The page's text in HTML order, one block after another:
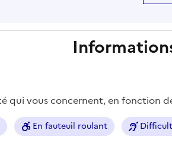
qui vous concernent, en fonction
En fauteuil roulant